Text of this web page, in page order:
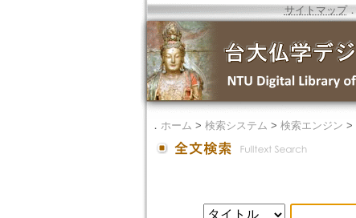
サイトマップ
． ホーム > 検索システム > 検索エンジン >